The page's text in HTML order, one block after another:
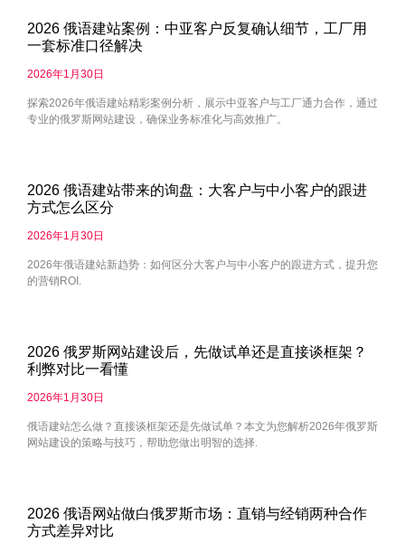
2026 俄语建站案例：中亚客户反复确认细节，工厂用
一套标准口径解决
2026年1月30日
探索2026年俄语建站精彩案例分析，展示中亚客户与工厂通力合作，通过
专业的俄罗斯网站建设，确保业务标准化与高效推广。
2026 俄语建站带来的询盘：大客户与中小客户的跟进
方式怎么区分
2026年1月30日
2026年俄语建站新趋势：如何区分大客户与中小客户的跟进方式，提升您
的营销ROI.
2026 俄罗斯网站建设后，先做试单还是直接谈框架？
利弊对比一看懂
2026年1月30日
俄语建站怎么做？直接谈框架还是先做试单？本文为您解析2026年俄罗斯
网站建设的策略与技巧，帮助您做出明智的选择.
2026 俄语网站做白俄罗斯市场：直销与经销两种合作
方式差异对比